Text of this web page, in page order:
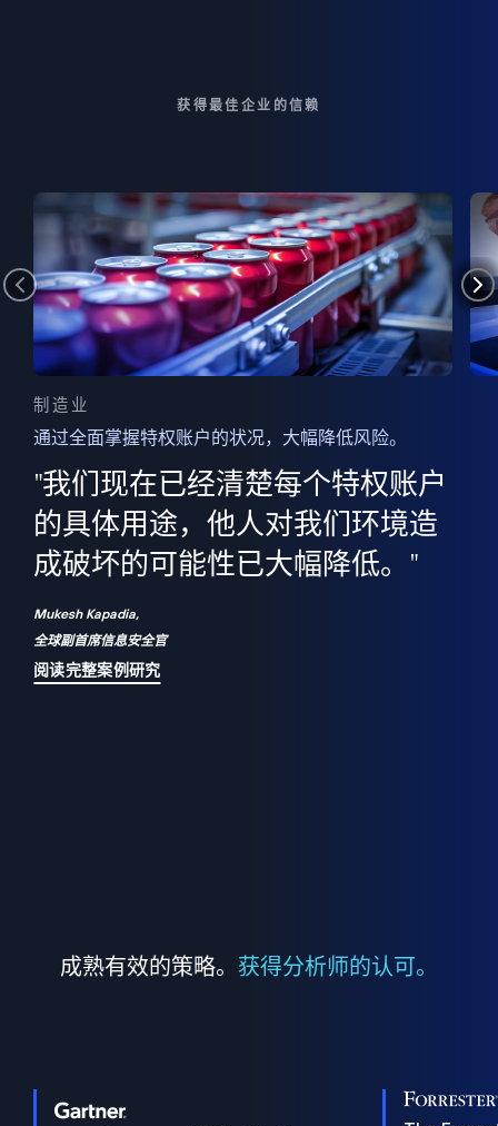
获得最佳企业的信赖
制造业
通过全面掌握特权账户的状况，大幅降低风险。
"我们现在已经清楚每个特权账户
的具体用途，他人对我们环境造
成破坏的可能性已大幅降低。"
Mukesh Kapadia,
全球副首席信息安全官
阅读完整案例研究
成熟有效的策略。 获得分析师的认可。